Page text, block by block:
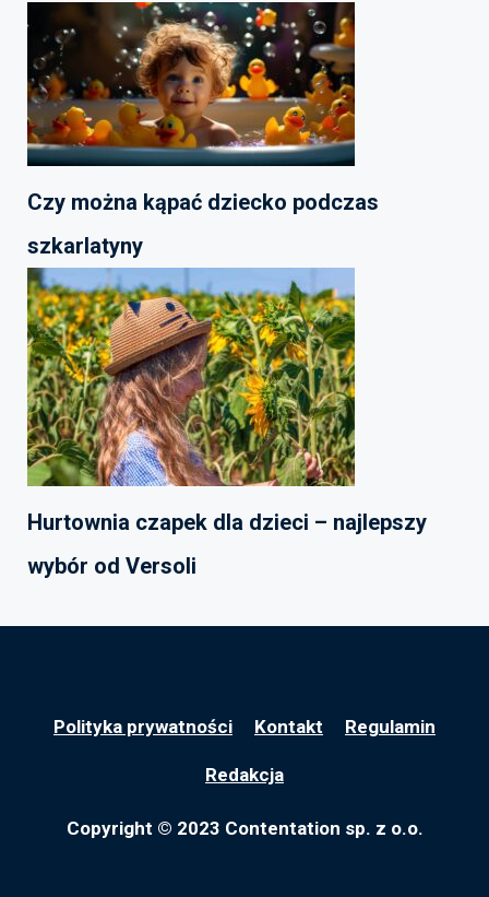
Czy można kąpać dziecko podczas
szkarlatyny
Hurtownia czapek dla dzieci – najlepszy
wybór od Versoli
Polityka prywatności Kontakt Regulamin
Redakcja
Copyright © 2023 Contentation sp. z o.o.